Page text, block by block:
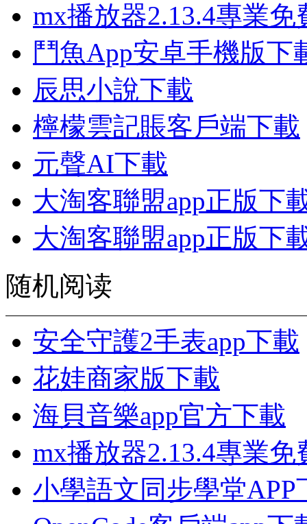
mx播放器2.13.4專業免
鬥魚App安卓手機版下
辰思小說下載
檸檬雲記賬客戶端下載
元聲AI下載
大淘客聯盟app正版下
大淘客聯盟app正版下
随机阅读
安全守護2手表app下載
花娃商家版下載
海貝音樂app官方下載
mx播放器2.13.4專業免
小學語文同步學堂APP